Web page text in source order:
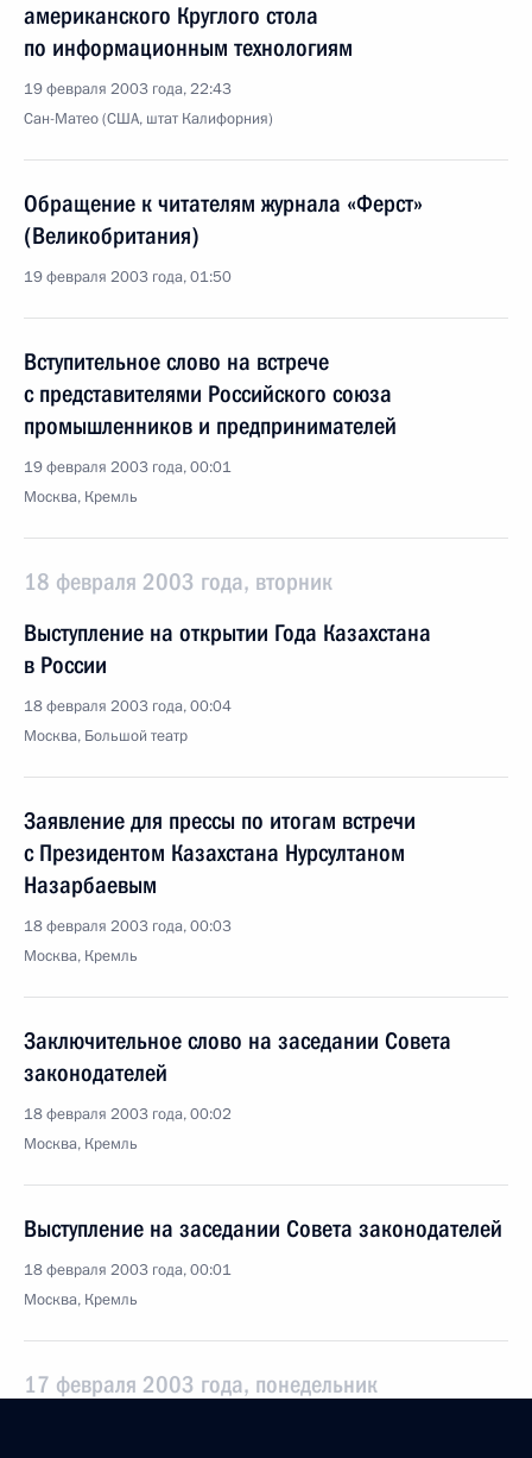
американского Круглого стола
по информационным технологиям
19 февраля 2003 года, 22:43
Сан-Матео (США, штат Калифорния)
Обращение к читателям журнала «Ферст»
(Великобритания)
19 февраля 2003 года, 01:50
Вступительное слово на встрече
с представителями Российского союза
промышленников и предпринимателей
19 февраля 2003 года, 00:01
Москва, Кремль
18 февраля 2003 года, вторник
Выступление на открытии Года Казахстана
в России
18 февраля 2003 года, 00:04
Москва, Большой театр
Заявление для прессы по итогам встречи
с Президентом Казахстана Нурсултаном
Назарбаевым
18 февраля 2003 года, 00:03
Москва, Кремль
Заключительное слово на заседании Совета
законодателей
18 февраля 2003 года, 00:02
Москва, Кремль
Выступление на заседании Совета законодателей
18 февраля 2003 года, 00:01
Москва, Кремль
17 февраля 2003 года, понедельник